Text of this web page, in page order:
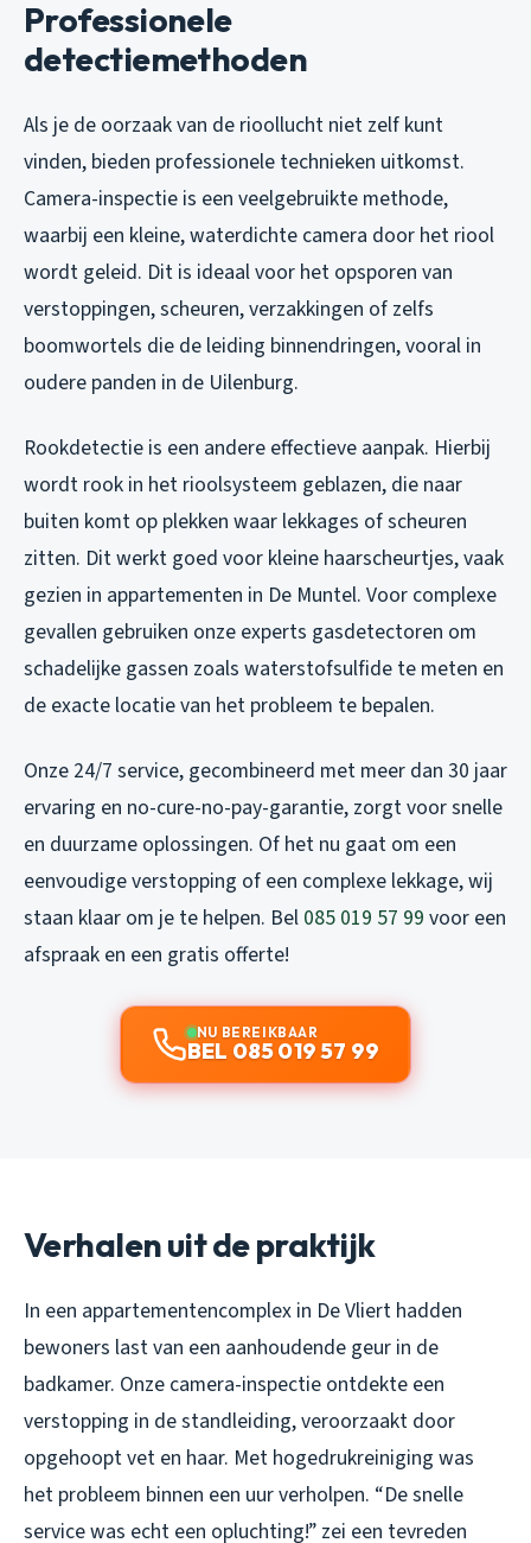
Professionele
detectiemethoden
Als je de oorzaak van de rioollucht niet zelf kunt
vinden, bieden professionele technieken uitkomst.
Camera-inspectie is een veelgebruikte methode,
waarbij een kleine, waterdichte camera door het riool
wordt geleid. Dit is ideaal voor het opsporen van
verstoppingen, scheuren, verzakkingen of zelfs
boomwortels die de leiding binnendringen, vooral in
oudere panden in de Uilenburg.
Rookdetectie is een andere effectieve aanpak. Hierbij
wordt rook in het rioolsysteem geblazen, die naar
buiten komt op plekken waar lekkages of scheuren
zitten. Dit werkt goed voor kleine haarscheurtjes, vaak
gezien in appartementen in De Muntel. Voor complexe
gevallen gebruiken onze experts gasdetectoren om
schadelijke gassen zoals waterstofsulfide te meten en
de exacte locatie van het probleem te bepalen.
Onze 24/7 service, gecombineerd met meer dan 30 jaar
ervaring en no-cure-no-pay-garantie, zorgt voor snelle
en duurzame oplossingen. Of het nu gaat om een
eenvoudige verstopping of een complexe lekkage, wij
staan klaar om je te helpen. Bel 085 019 57 99 voor een
afspraak en een gratis offerte!
NU BEREIKBAAR
BEL 085 019 57 99
Verhalen uit de praktijk
In een appartementencomplex in De Vliert hadden
bewoners last van een aanhoudende geur in de
badkamer. Onze camera-inspectie ontdekte een
verstopping in de standleiding, veroorzaakt door
opgehoopt vet en haar. Met hogedrukreiniging was
het probleem binnen een uur verholpen. “De snelle
service was echt een opluchting!” zei een tevreden